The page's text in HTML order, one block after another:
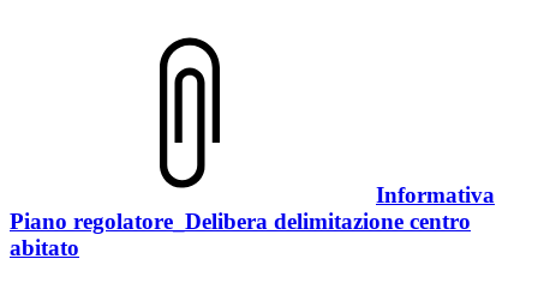
Informativa
Piano regolatore_Delibera delimitazione centro
abitato